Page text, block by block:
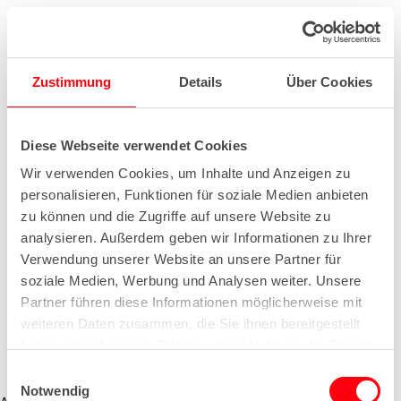
Zustimmung Details Über Cookies
Diese Webseite verwendet Cookies
Wir verwenden Cookies, um Inhalte und Anzeigen zu
personalisieren, Funktionen für soziale Medien anbieten
zu können und die Zugriffe auf unsere Website zu
analysieren. Außerdem geben wir Informationen zu Ihrer
Verwendung unserer Website an unsere Partner für
soziale Medien, Werbung und Analysen weiter. Unsere
Partner führen diese Informationen möglicherweise mit
weiteren Daten zusammen, die Sie ihnen bereitgestellt
Notwendig